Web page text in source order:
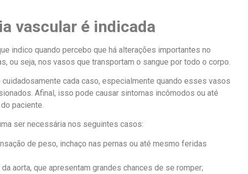
vascular é indicada
indico quando percebo que há alterações importantes no
ou seja, nos vasos que transportam o sangue por todo o corpo.
cada caso, especialmente quando esses vasos
Afinal, isso pode causar sintomas incômodos ou até
paciente.
ser necessária nos seguintes casos:
de peso, inchaço nas pernas ou até mesmo feridas
aorta, que apresentam grandes chances de se romper;